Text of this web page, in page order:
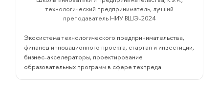
технологический предприниматель, лучший
преподаватель НИУ ВШЭ-2024
Экосистема технологического предпринимательства,
финансы инновационного проекта, стартап и инвестиции,
бизнес-акселераторы, проектирование
образовательных программ в сфере техпреда.